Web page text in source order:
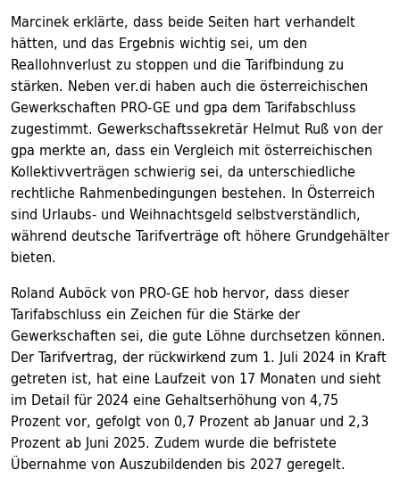
Marcinek erklärte, dass beide Seiten hart verhandelt
hätten, und das Ergebnis wichtig sei, um den
Reallohnverlust zu stoppen und die Tarifbindung zu
stärken. Neben ver.di haben auch die österreichischen
Gewerkschaften PRO-GE und gpa dem Tarifabschluss
zugestimmt. Gewerkschaftssekretär Helmut Ruß von der
gpa merkte an, dass ein Vergleich mit österreichischen
Kollektivverträgen schwierig sei, da unterschiedliche
rechtliche Rahmenbedingungen bestehen. In Österreich
sind Urlaubs- und Weihnachtsgeld selbstverständlich,
während deutsche Tarifverträge oft höhere Grundgehälter
bieten.
Roland Auböck von PRO-GE hob hervor, dass dieser
Tarifabschluss ein Zeichen für die Stärke der
Gewerkschaften sei, die gute Löhne durchsetzen können.
Der Tarifvertrag, der rückwirkend zum 1. Juli 2024 in Kraft
getreten ist, hat eine Laufzeit von 17 Monaten und sieht
im Detail für 2024 eine Gehaltserhöhung von 4,75
Prozent vor, gefolgt von 0,7 Prozent ab Januar und 2,3
Prozent ab Juni 2025. Zudem wurde die befristete
Übernahme von Auszubildenden bis 2027 geregelt.